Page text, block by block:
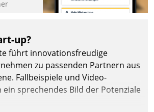
dem
die
up?
führt innovationsfreudige
zu passenden Partnern aus
Fallbeispiele und Video-
sprechendes Bild der Potenziale